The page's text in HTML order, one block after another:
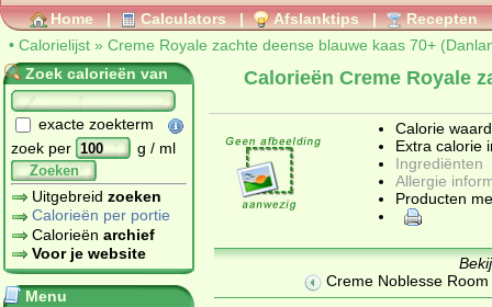
Home | Calculators | Afslanktips | Recepten
• Calorielijst » Creme Royale zachte deense blauwe kaas 70+
Zoek calorieën van
exacte zoekterm
zoek per
g / ml
Zoeken
Uitgebreid zoeken
Calorieën per portie
Calorieën archief
Voor je website
Menu
Calorieën Creme Royale
Calorie
Extra calorie
Ingrediënten
Allergie
Producten
Creme Noblesse Room